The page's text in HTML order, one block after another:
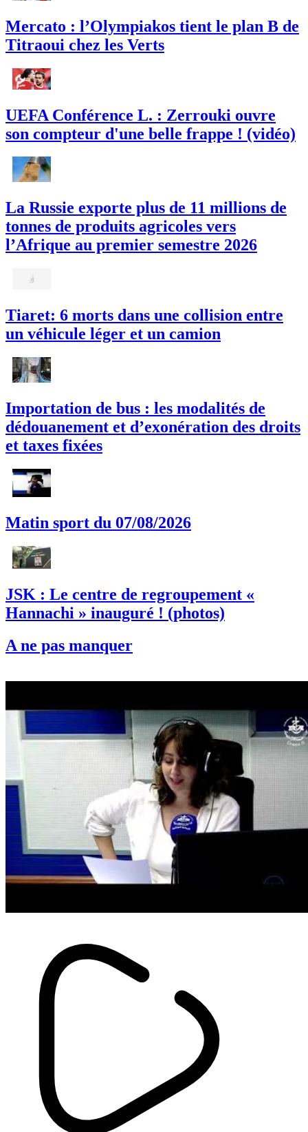
Mercato : l’Olympiakos tient le plan B de
Titraoui chez les Verts
UEFA Conférence L. : Zerrouki ouvre
son compteur d'une belle frappe ! (vidéo)
La Russie exporte plus de 11 millions de
tonnes de produits agricoles vers
l’Afrique au premier semestre 2026
Tiaret: 6 morts dans une collision entre
un véhicule léger et un camion
Importation de bus : les modalités de
dédouanement et d’exonération des droits
et taxes fixées
Matin sport du 07/08/2026
JSK : Le centre de regroupement «
Hannachi » inauguré ! (photos)
A ne pas manquer